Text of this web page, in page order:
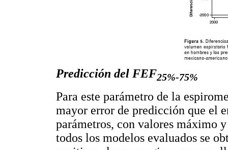
Predicción del FEF25%-75%
Para este parámetro de la
mayor error de predicción que el
parámetros, con valores máximo
todos los modelos evaluados se